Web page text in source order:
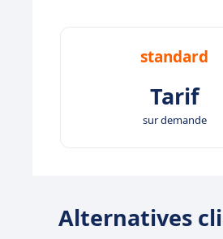
standard
Tarif
sur demande
Alternatives